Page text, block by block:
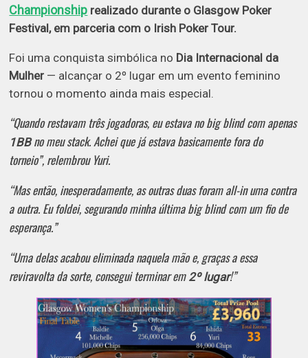
Championship realizado durante o Glasgow Poker
Festival, em parceria com o Irish Poker Tour.
Foi uma conquista simbólica no Dia Internacional da
Mulher — alcançar o 2º lugar em um evento feminino
tornou o momento ainda mais especial.
“Quando restavam três jogadoras, eu estava no big blind com apenas
1BBno meu stack. Achei que já estava basicamente fora do
torneio”, relembrou Yuri.
“Mas então, inesperadamente, as outras duas foram all-in uma contra
a outra. Eu foldei, segurando minha última big blind com um fio de
esperança.”
“Uma delas acabou eliminada naquela mão e, graças a essa
reviravolta da sorte, consegui terminar em 2º lugar!”